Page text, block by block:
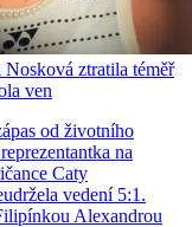
ztratila téměř
ven
od životního
na
Caty
vedení 5:1.
Alexandrou